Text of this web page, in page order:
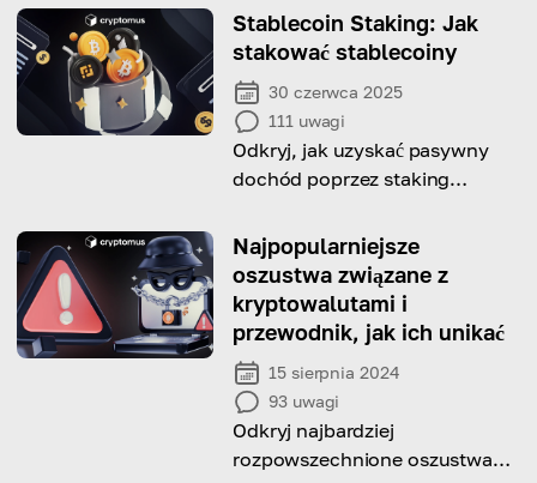
jej skuteczność.
Stablecoin Staking: Jak
stakować stablecoiny
30 czerwca 2025
111 uwagi
Odkryj, jak uzyskać pasywny
dochód poprzez staking
Najpopularniejsze
oszustwa związane z
kryptowalutami i
przewodnik, jak ich unikać
15 sierpnia 2024
93 uwagi
Odkryj najbardziej
rozpowszechnione oszustwa